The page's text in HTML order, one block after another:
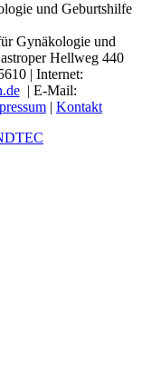
und Geburtshilfe
Gynäkologie und
Hellweg 440
| Internet:
| E-Mail:
| Kontakt